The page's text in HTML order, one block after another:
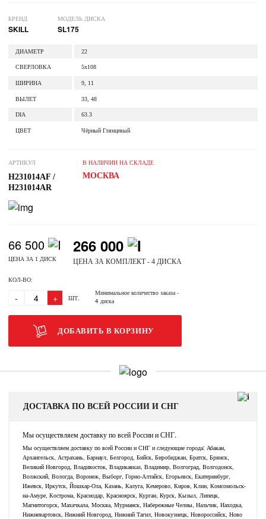
БРЕНД
SKILL
МОДЕЛЬ ДИСКА
SL175
ДИАМЕТР 22
СВЕРЛОВКА 5x108
ШИРИНА 9, 11
ВЫЛЕТ 33, 48
DIA 63.3
ЦВЕТ Чёрный Глянцевый
АРТИКУЛ
H231014AF /
H231014AR
В НАЛИЧИИ НА СКЛАДЕ
МОСКВА
66 500
ЦЕНА ЗА 1 ДИСК
266 000
ЦЕНА ЗА КОМПЛЕКТ - 4 ДИСКА
КОЛ-ВО:
- + ШТ.
Минимальное количество заказа-
4 диска
ДОБАВИТЬ В КОРЗИНУ
ДОСТАВКА ПО ВСЕЙ РОССИИ И СНГ
Мы осуществляем доставку по всей России и СНГ.
Мы осуществляем доставку по всей России и СНГ и следующие города: Абакан,
Архангельск, Астрахань, Барнаул, Белгород, Бийск, Биробиджан, Братск, Брянск,
Великий Новгород, Владивосток, Владикавказ, Владимир, Волгоград, Волгодонск,
Волжский, Вологда, Воронеж, Выборг, Горно-Алтайск, Егорьевск, Екатеринбург,
Ижевск, Иркутск, Йошкар-Ола, Казань, Калуга, Кемерово, Киров, Клин, Комсомольск-
на-Амуре, Кострома, Краснодар, Красноярск, Курган, Курск, Кызыл, Липецк,
Магнитогорск, Махачкала, Москва, Мурманск, Набережные Челны, Нальчик, Находка,
Нижневартовск, Нижний Новгород, Нижний Тагил, Новокузнецк, Новороссийск, Ново